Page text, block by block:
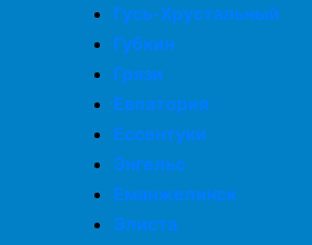
Гусь-Хрустальный
Губкин
Грязи
Евпатория
Ессентуки
Энгельс
Еманжелинск
Элиста